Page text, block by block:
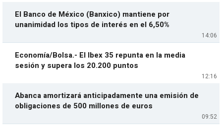
14:06
El Banco de México (Banxico) mantiene por
unanimidad los tipos de interés en el 6,50%
12:16
Economía/Bolsa.- El Ibex 35 repunta en la media
sesión y supera los 20.200 puntos
09:52
Abanca amortizará anticipadamente una emisión de
obligaciones de 500 millones de euros